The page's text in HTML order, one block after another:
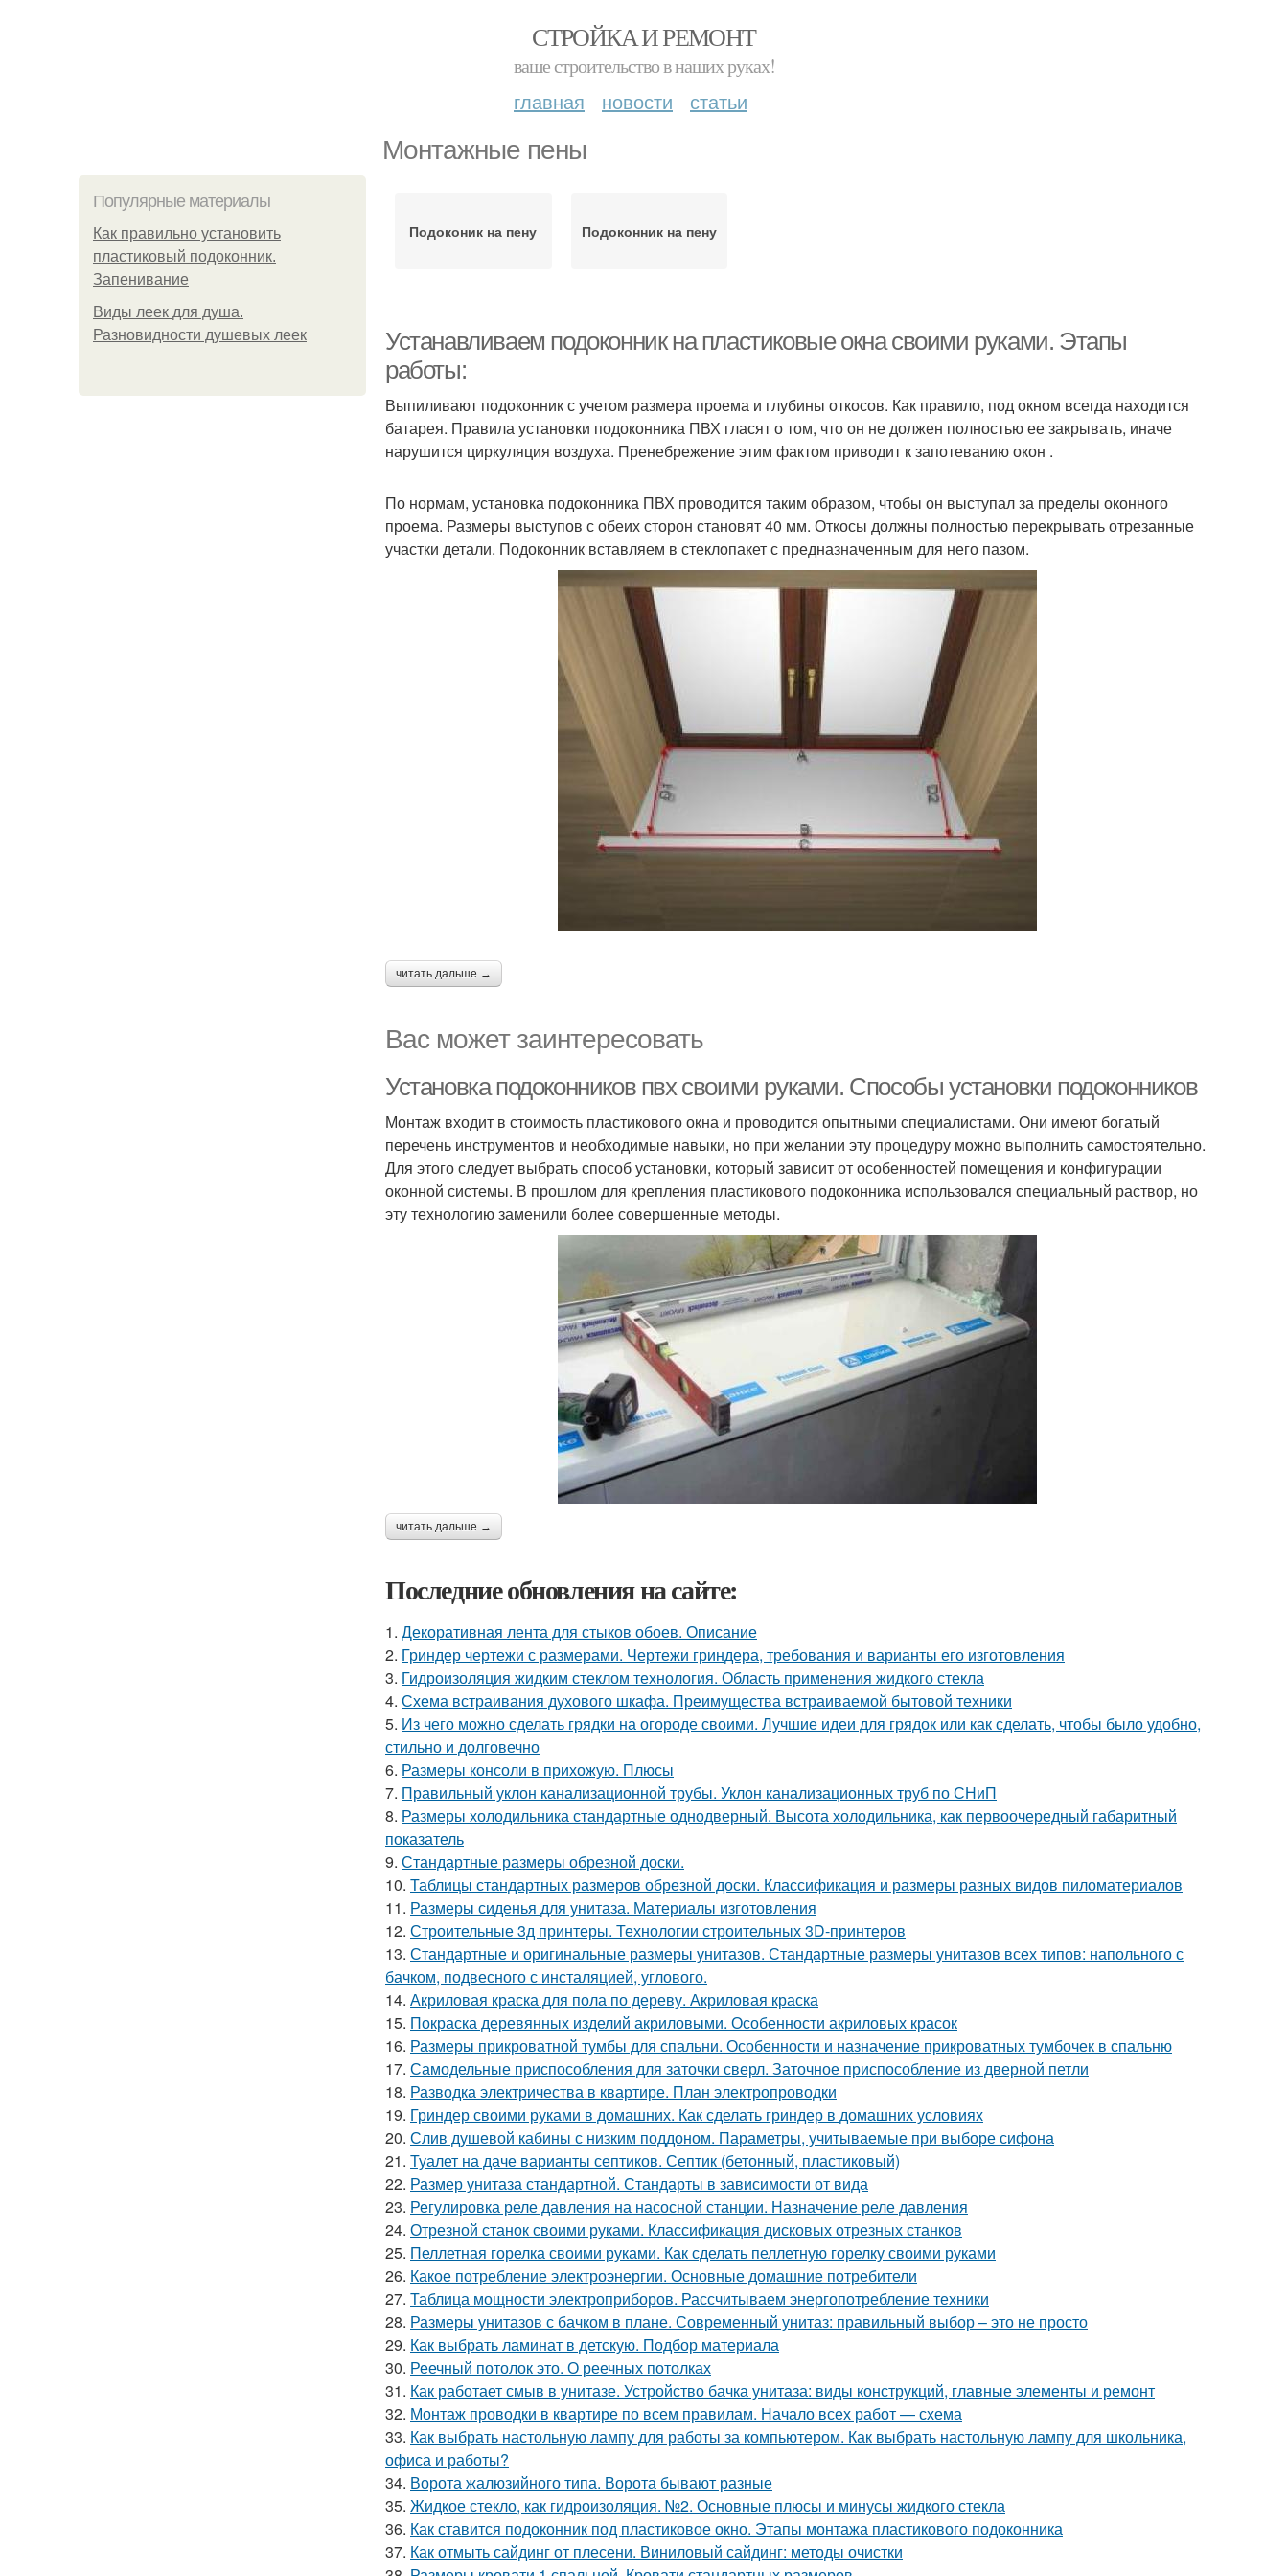
СТРОЙКА И РЕМОНТ
ваше строительство в наших руках!
главная новости статьи
Монтажные пены
Популярные материалы
Как правильно установить
пластиковый подоконник.
Запенивание
Виды леек для душа.
Разновидности душевых леек
Подоконик на пену Подоконник на пену
Устанавливаем подоконник на пластиковые окна своими руками. Этапы
работы:
Выпиливают подоконник с учетом размера проема и глубины откосов. Как правило, под окном всегда находится
батарея. Правила установки подоконника ПВХ гласят о том, что он не должен полностью ее закрывать, иначе
нарушится циркуляция воздуха. Пренебрежение этим фактом приводит к запотеванию окон .
По нормам, установка подоконника ПВХ проводится таким образом, чтобы он выступал за пределы оконного
проема. Размеры выступов с обеих сторон становят 40 мм. Откосы должны полностью перекрывать отрезанные
участки детали. Подоконник вставляем в стеклопакет с предназначенным для него пазом.
читать дальше →
Вас может заинтересовать
Установка подоконников пвх своими руками. Способы установки подоконников
Монтаж входит в стоимость пластикового окна и проводится опытными специалистами. Они имеют богатый
перечень инструментов и необходимые навыки, но при желании эту процедуру можно выполнить самостоятельно.
Для этого следует выбрать способ установки, который зависит от особенностей помещения и конфигурации
оконной системы. В прошлом для крепления пластикового подоконника использовался специальный раствор, но
эту технологию заменили более совершенные методы.
читать дальше →
Последние обновления на сайте:
1. Декоративная лента для стыков обоев. Описание
2. Гриндер чертежи с размерами. Чертежи гриндера, требования и варианты его изготовления
3. Гидроизоляция жидким стеклом технология. Область применения жидкого стекла
4. Схема встраивания духового шкафа. Преимущества встраиваемой бытовой техники
5. Из чего можно сделать грядки на огороде своими. Лучшие идеи для грядок или как сделать, чтобы было удобно,
стильно и долговечно
6. Размеры консоли в прихожую. Плюсы
7. Правильный уклон канализационной трубы. Уклон канализационных труб по СНиП
8. Размеры холодильника стандартные однодверный. Высота холодильника, как первоочередный габаритный
показатель
9. Стандартные размеры обрезной доски.
10. Таблицы стандартных размеров обрезной доски. Классификация и размеры разных видов пиломатериалов
11. Размеры сиденья для унитаза. Материалы изготовления
12. Строительные 3д принтеры. Технологии строительных 3D-принтеров
13. Стандартные и оригинальные размеры унитазов. Стандартные размеры унитазов всех типов: напольного с
бачком, подвесного с инсталяцией, углового.
14. Акриловая краска для пола по дереву. Акриловая краска
15. Покраска деревянных изделий акриловыми. Особенности акриловых красок
16. Размеры прикроватной тумбы для спальни. Особенности и назначение прикроватных тумбочек в спальню
17. Самодельные приспособления для заточки сверл. Заточное приспособление из дверной петли
18. Разводка электричества в квартире. План электропроводки
19. Гриндер своими руками в домашних. Как сделать гриндер в домашних условиях
20. Слив душевой кабины с низким поддоном. Параметры, учитываемые при выборе сифона
21. Туалет на даче варианты септиков. Септик (бетонный, пластиковый)
22. Размер унитаза стандартной. Стандарты в зависимости от вида
23. Регулировка реле давления на насосной станции. Назначение реле давления
24. Отрезной станок своими руками. Классификация дисковых отрезных станков
25. Пеллетная горелка своими руками. Как сделать пеллетную горелку своими руками
26. Какое потребление электроэнергии. Основные домашние потребители
27. Таблица мощности электроприборов. Рассчитываем энергопотребление техники
28. Размеры унитазов с бачком в плане. Современный унитаз: правильный выбор – это не просто
29. Как выбрать ламинат в детскую. Подбор материала
30. Реечный потолок это. О реечных потолках
31. Как работает смыв в унитазе. Устройство бачка унитаза: виды конструкций, главные элементы и ремонт
32. Монтаж проводки в квартире по всем правилам. Начало всех работ — схема
33. Как выбрать настольную лампу для работы за компьютером. Как выбрать настольную лампу для школьника,
офиса и работы?
34. Ворота жалюзийного типа. Ворота бывают разные
35. Жидкое стекло, как гидроизоляция. №2. Основные плюсы и минусы жидкого стекла
36. Как ставится подоконник под пластиковое окно. Этапы монтажа пластикового подоконника
37. Как отмыть сайдинг от плесени. Виниловый сайдинг: методы очистки